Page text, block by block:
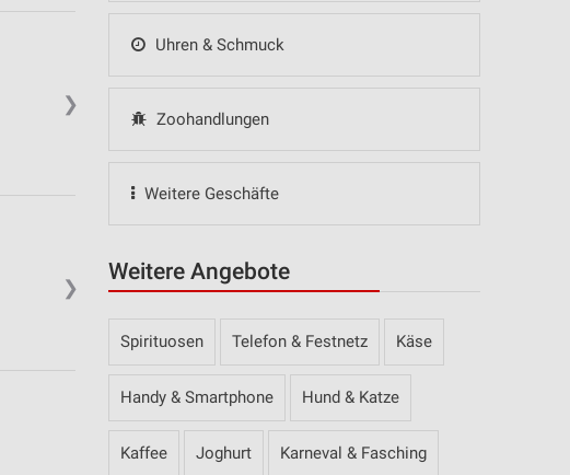
Uhren & Schmuck
Zoohandlungen
Weitere Geschäfte
Weitere Angebote
Spirituosen Telefon & Festnetz Käse
Handy & Smartphone Hund & Katze
Kaffee Joghurt Karneval & Fasching
❯
❯